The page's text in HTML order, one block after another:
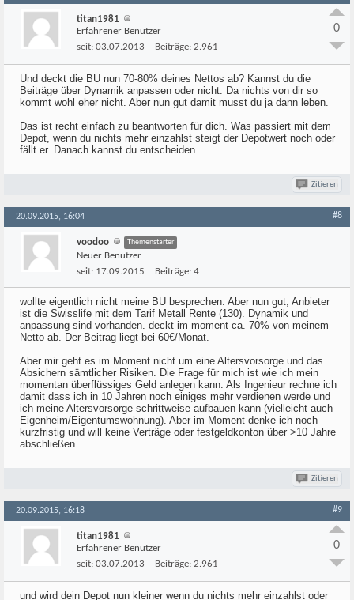
titan1981
Erfahrener Benutzer
seit: 03.07.2013 Beiträge: 2.961
0
Und deckt die BU nun 70-80% deines Nettos ab? Kannst du die
Beiträge über Dynamik anpassen oder nicht. Da nichts von dir so
kommt wohl eher nicht. Aber nun gut damit musst du ja dann leben.
Das ist recht einfach zu beantworten für dich. Was passiert mit dem
Depot, wenn du nichts mehr einzahlst steigt der Depotwert noch oder
fällt er. Danach kannst du entscheiden.
Zitieren
20.09.2015, 16:04 #8
voodoo Themenstarter
Neuer Benutzer
seit: 17.09.2015 Beiträge: 4
wollte eigentlich nicht meine BU besprechen. Aber nun gut, Anbieter
ist die Swisslife mit dem Tarif Metall Rente (130). Dynamik und
anpassung sind vorhanden. deckt im moment ca. 70% von meinem
Netto ab. Der Beitrag liegt bei 60€/Monat.
Aber mir geht es im Moment nicht um eine Altersvorsorge und das
Absichern sämtlicher Risiken. Die Frage für mich ist wie ich mein
momentan überflüssiges Geld anlegen kann. Als Ingenieur rechne ich
damit dass ich in 10 Jahren noch einiges mehr verdienen werde und
ich meine Altersvorsorge schrittweise aufbauen kann (vielleicht auch
Eigenheim/Eigentumswohnung). Aber im Moment denke ich noch
kurzfristig und will keine Verträge oder festgeldkonton über >10 Jahre
abschließen.
Zitieren
20.09.2015, 16:18 #9
titan1981
Erfahrener Benutzer
seit: 03.07.2013 Beiträge: 2.961
0
und wird dein Depot nun kleiner wenn du nichts mehr einzahlst oder